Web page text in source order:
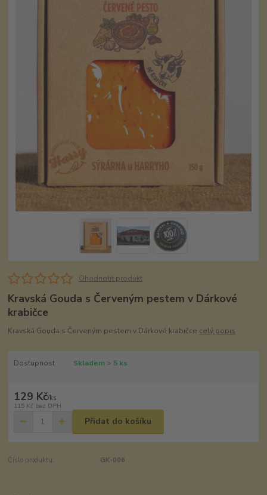
Ohodnotit produkt
Kravská Gouda s Červeným pestem v Dárkové
krabičce
Kravská Gouda s Červeným pestem v Dárkové krabičce celý popis
Dostupnost Skladem > 5 ks
129 Kč/ks
115 Kč bez DPH
Přidat do košíku
Číslo produktu: GK-006